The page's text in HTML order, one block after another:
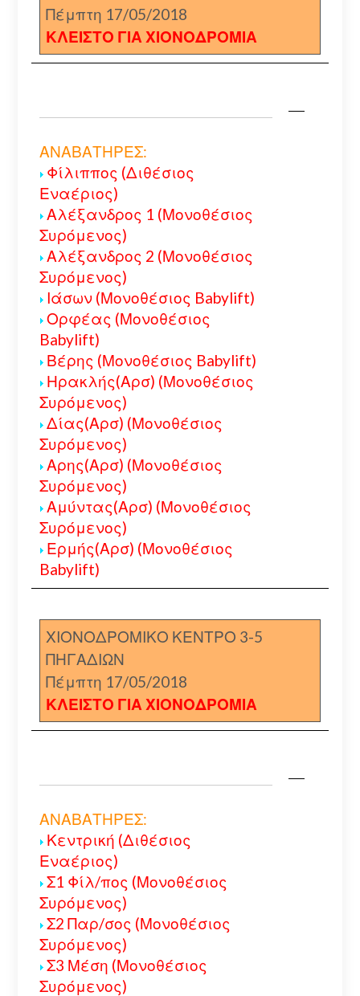
Πέμπτη 17/05/2018
ΚΛΕΙΣΤΟ ΓΙΑ ΧΙΟΝΟΔΡΟΜΙΑ
ΑΝΑΒΑΤΗΡΕΣ:
Φίλιππος (Διθέσιος
Εναέριος)
Αλέξανδρος 1 (Μονοθέσιος
Συρόμενος)
Αλέξανδρος 2 (Μονοθέσιος
Συρόμενος)
Ιάσων (Μονοθέσιος Babylift)
Ορφέας (Μονοθέσιος
Babylift)
Βέρης (Μονοθέσιος Babylift)
Ηρακλής(Αρσ) (Μονοθέσιος
Συρόμενος)
Δίας(Αρσ) (Μονοθέσιος
Συρόμενος)
Αρης(Αρσ) (Μονοθέσιος
Συρόμενος)
Αμύντας(Αρσ) (Μονοθέσιος
Συρόμενος)
Ερμής(Αρσ) (Μονοθέσιος
Babylift)
ΧΙΟΝΟΔΡΟΜΙΚΟ ΚΕΝΤΡΟ 3-5
ΠΗΓΑΔΙΩΝ
Πέμπτη 17/05/2018
ΚΛΕΙΣΤΟ ΓΙΑ ΧΙΟΝΟΔΡΟΜΙΑ
ΑΝΑΒΑΤΗΡΕΣ:
Κεντρική (Διθέσιος
Εναέριος)
Σ1 Φίλ/πος (Μονοθέσιος
Συρόμενος)
Σ2 Παρ/σος (Μονοθέσιος
Συρόμενος)
Σ3 Μέση (Μονοθέσιος
Συρόμενος)